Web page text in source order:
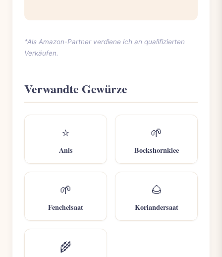
*Als Amazon-Partner verdiene ich an qualifizierten
Verkäufen.
Verwandte Gewürze
⭐
Anis
🌱
Bockshornklee
🌱
Fenchelsaat
🌰
Koriandersaat
🌾